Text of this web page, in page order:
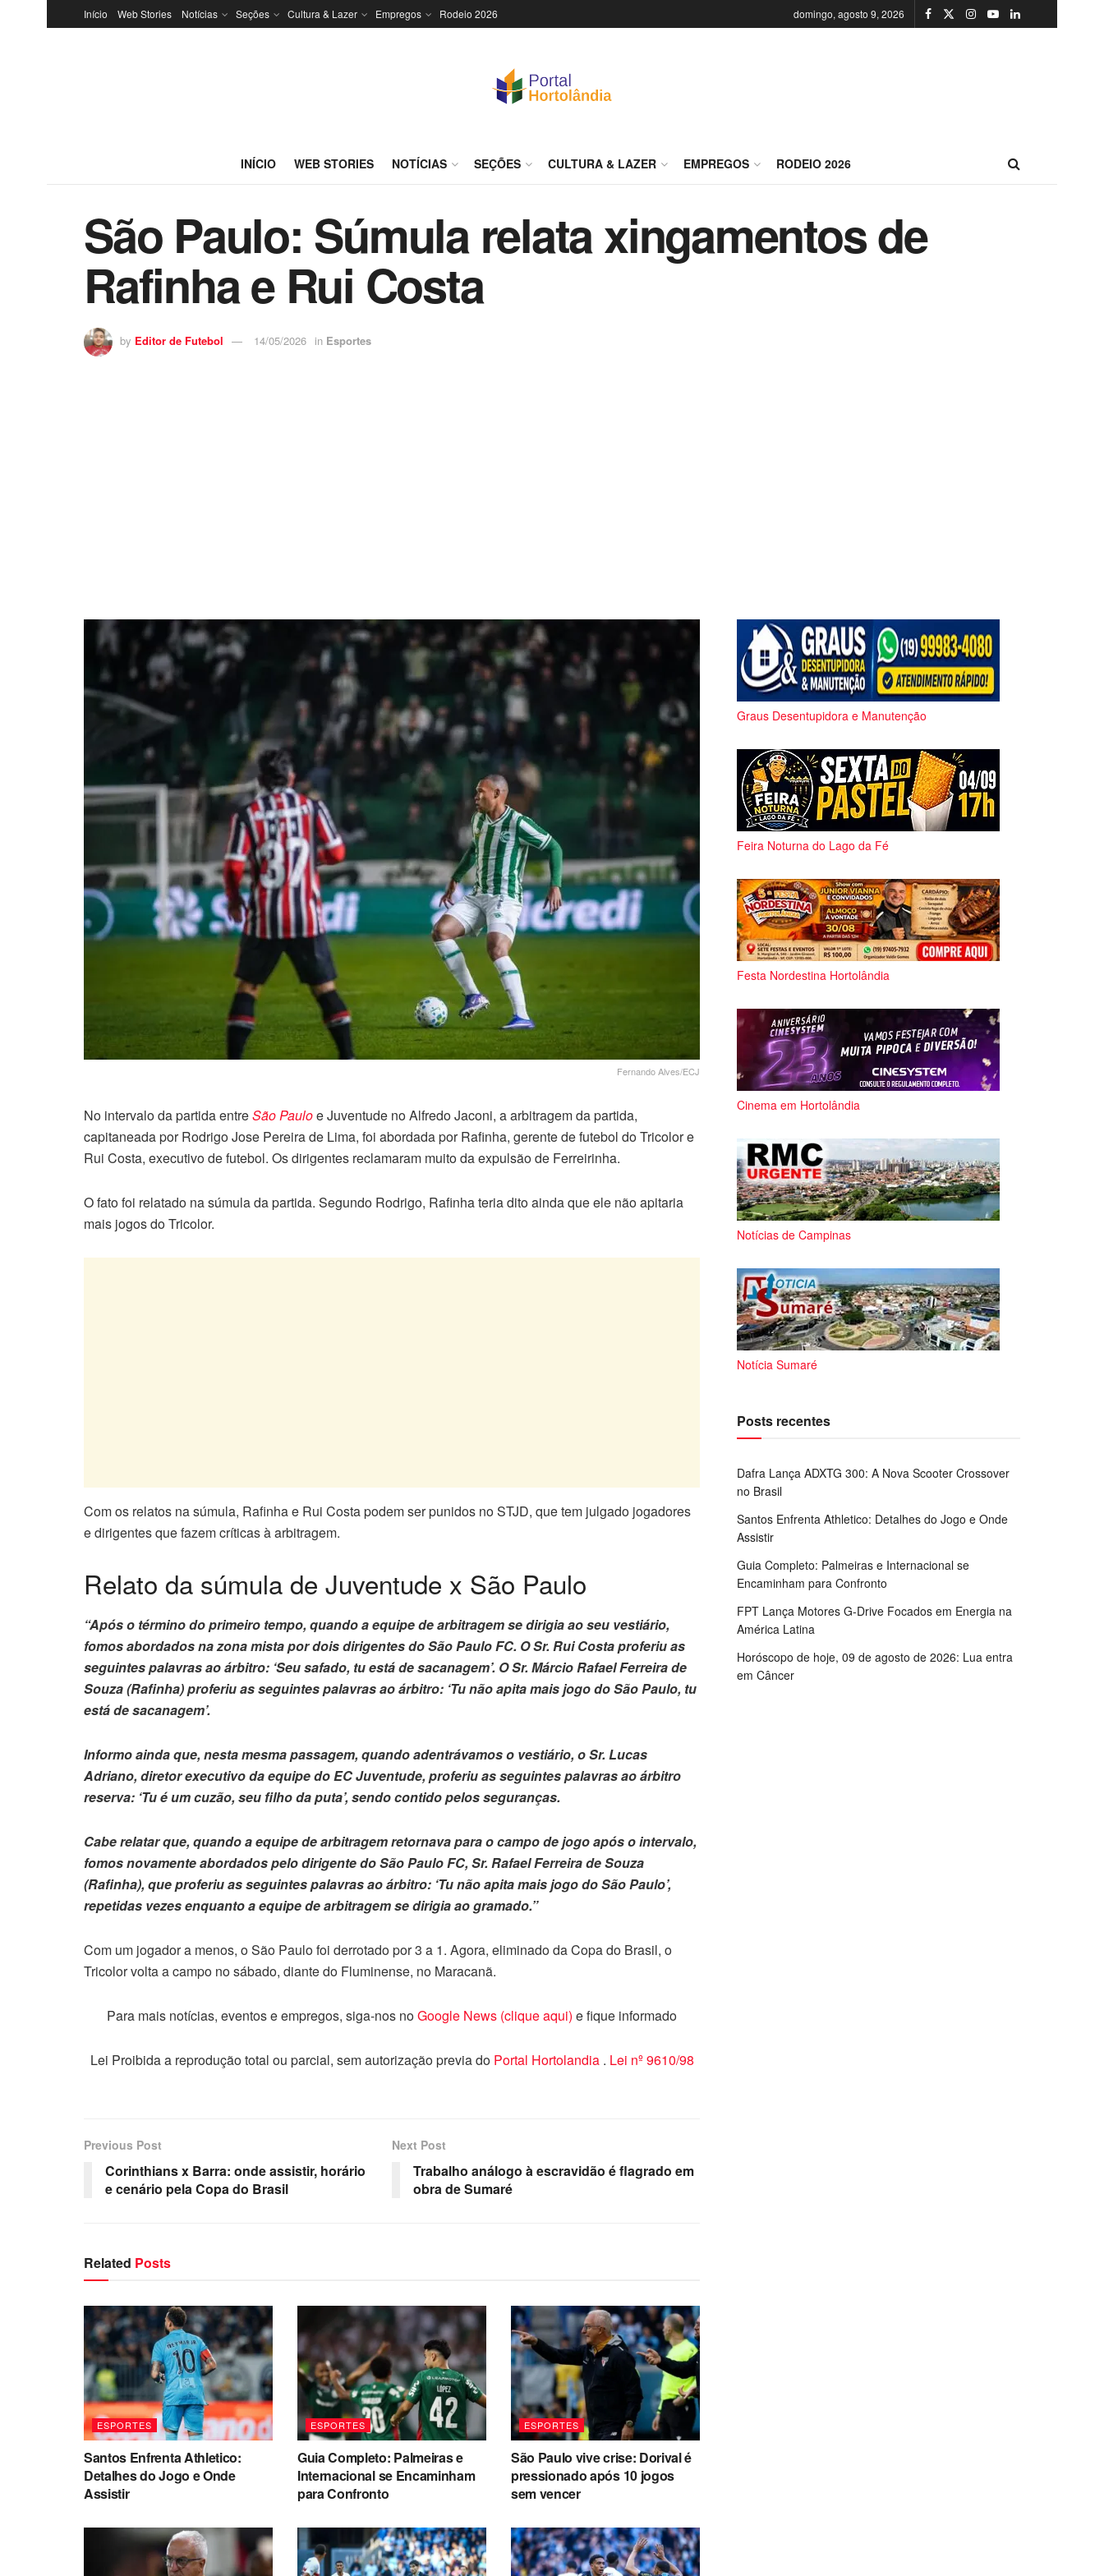
Início Web Stories Notícias Seções Cultura & Lazer Empregos Rodeio 2026 domingo, agosto 9, 2026
INÍCIO WEB STORIES NOTÍCIAS SEÇÕES CULTURA & LAZER EMPREGOS RODEIO 2026
São Paulo: Súmula relata xingamentos de
Rafinha e Rui Costa
by Editor de Futebol 14/05/2026 in Esportes
Fernando Alves/ECJ
No intervalo da partida entreSão Pauloe Juventude no Alfredo Jaconi, a arbitragem da partida,
capitaneada por Rodrigo Jose Pereira de Lima, foi abordada por Rafinha, gerente de futebol do Tricolor e
Rui Costa, executivo de futebol. Os dirigentes reclamaram muito da expulsão de Ferreirinha.
O fato foi relatado na súmula da partida. Segundo Rodrigo, Rafinha teria dito ainda que ele não apitaria
mais jogos do Tricolor.
Com os relatos na súmula, Rafinha e Rui Costa podem ser punidos no STJD, que tem julgado jogadores
e dirigentes que fazem críticas à arbitragem.
Relato da súmula de Juventude x São Paulo
“Após o término do primeiro tempo, quando a equipe de arbitragem se dirigia ao seu vestiário,
fomos abordados na zona mista por dois dirigentes do São Paulo FC. O Sr. Rui Costa proferiu as
seguintes palavras ao árbitro: ‘Seu safado, tu está de sacanagem’. O Sr. Márcio Rafael Ferreira de
Souza (Rafinha) proferiu as seguintes palavras ao árbitro: ‘Tu não apita mais jogo do São Paulo, tu
está de sacanagem’.
Informo ainda que, nesta mesma passagem, quando adentrávamos o vestiário, o Sr. Lucas
Adriano, diretor executivo da equipe do EC Juventude, proferiu as seguintes palavras ao árbitro
reserva: ‘Tu é um cuzão, seu filho da puta’, sendo contido pelos seguranças.
Cabe relatar que, quando a equipe de arbitragem retornava para o campo de jogo após o intervalo,
fomos novamente abordados pelo dirigente do São Paulo FC, Sr. Rafael Ferreira de Souza
(Rafinha), que proferiu as seguintes palavras ao árbitro: ‘Tu não apita mais jogo do São Paulo’,
repetidas vezes enquanto a equipe de arbitragem se dirigia ao gramado.”
Com um jogador a menos, o São Paulo foi derrotado por 3 a 1. Agora, eliminado da Copa do Brasil, o
Tricolor volta a campo no sábado, diante do Fluminense, no Maracanã.
Para mais notícias, eventos e empregos, siga-nos noGoogle News (clique aqui) e fique informado
Lei Proibida a reprodução total ou parcial, sem autorização previa do Portal Hortolandia . Lei nº 9610/98
Previous Post
Corinthians x Barra: onde assistir, horário
e cenário pela Copa do Brasil
Next Post
Trabalho análogo à escravidão é flagrado em
obra de Sumaré
Related Posts
ESPORTES
Santos Enfrenta Athletico:
Detalhes do Jogo e Onde
Assistir
ESPORTES
Guia Completo: Palmeiras e
Internacional se Encaminham
para Confronto
ESPORTES
São Paulo vive crise: Dorival é
pressionado após 10 jogos
sem vencer
Graus Desentupidora e Manutenção
Feira Noturna do Lago da Fé
Festa Nordestina Hortolândia
Cinema em Hortolândia
Notícias de Campinas
Notícia Sumaré
Posts recentes
Dafra Lança ADXTG 300: A Nova Scooter Crossover
no Brasil
Santos Enfrenta Athletico: Detalhes do Jogo e Onde
Assistir
Guia Completo: Palmeiras e Internacional se
Encaminham para Confronto
FPT Lança Motores G-Drive Focados em Energia na
América Latina
Horóscopo de hoje, 09 de agosto de 2026: Lua entra
em Câncer